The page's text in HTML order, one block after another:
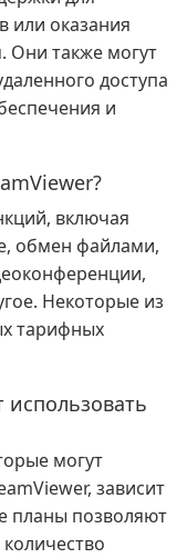
или оказания
Они также могут
доступа
и
включая
обмен файлами,
Некоторые из
тарифных
использовать
могут
зависит
планы позволяют